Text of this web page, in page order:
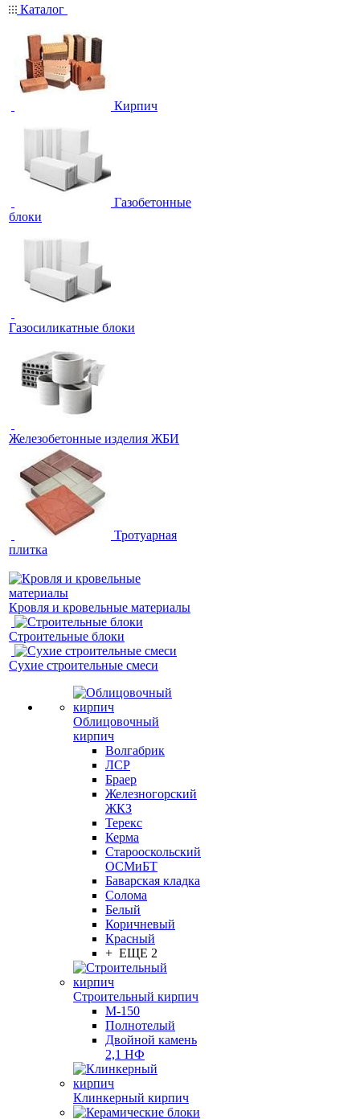
Каталог
Кирпич
Газобетонные
блоки
Газосиликатные блоки
Железобетонные изделия ЖБИ
Тротуарная
плитка
Кровля и кровельные материалы
Строительные блоки
Сухие строительные смеси
Облицовочный
кирпич
Волгабрик
ЛСР
Браер
Железногорский
ЖКЗ
Терекс
Керма
Старооскольский
ОСМиБТ
Баварская кладка
Солома
Белый
Коричневый
Красный
+ ЕЩЕ 2
Строительный кирпич
М-150
Полнотелый
Двойной камень
2,1 НФ
Клинкерный кирпич